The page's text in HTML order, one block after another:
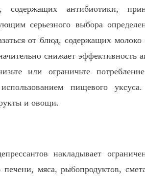
содержащих антибиотики,
серьезного выбора
от блюд, содержащих
снижает эффективность
или ограничьте
пищевого
и овощи.
накладывает
печени, мяса, рыбопродуктов,